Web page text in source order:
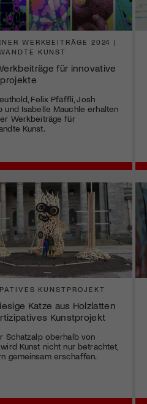
WERKBEITRÄGE 2024 |
KUNST
für innovative
Felix Pfäffli, Josh
und Isabelle Mauchle erhalten
Werkbeiträge für
Kunst.
KUNSTPROJEKT
Katze aus Holzlatten
Kunstprojekt
Schatzalp oberhalb von
Kunst nicht nur betrachtet,
gemeinsam erschaffen.